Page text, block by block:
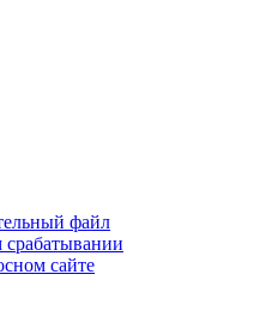
файл
сайте